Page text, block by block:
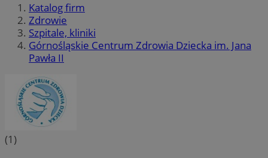
Katalog firm
Zdrowie
Szpitale, kliniki
Górnośląskie Centrum Zdrowia Dziecka im. Jana
Pawła II
(1)